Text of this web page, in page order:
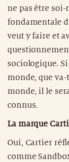
ne pas être
fondamentale
veut y faire et
sociologique.
monde, que va-
monde, il le
connus.
La marque
Oui, Cartier
comme